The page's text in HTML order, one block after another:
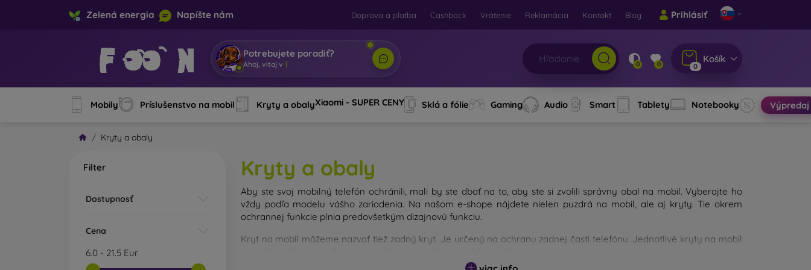
Zelená energia Napíšte nám Doprava a platba Cashback Vrátenie Reklamácia Kontakt Blog Prihlásiť
Potrebujete poradiť?
Som Mob| 0 0 0
Košík
Mobily Príslušenstvo na mobil Kryty a obalyXiaomi - SUPER CENY Sklá a fólie Gaming Audio Smart Tablety Notebooky Výpredaj
Kryty a obaly
Filter
Dostupnosť
Cena
6.0 - 21.5 Eur
Kryty a obaly
Aby ste svoj mobilný telefón ochránili, mali by ste dbať na to, aby ste si zvolili správny obal na mobil. Vyberajte ho
vždy podľa modelu vášho zariadenia. Na našom e-shope nájdete nielen puzdrá na mobil, ale aj kryty. Tie okrem
ochrannej funkcie plnia predovšetkým dizajnovú funkciu.
Kryt na mobil môžeme nazvať tiež zadný kryt. Je určený na ochranu zadnej časti telefónu. Jednotlivé kryty na mobil